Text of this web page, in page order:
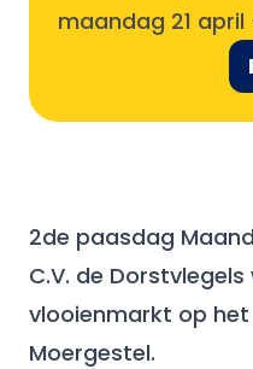
maandag 21 april
2de paasdag
C.V. de
vlooienmarkt op het
Moergestel.